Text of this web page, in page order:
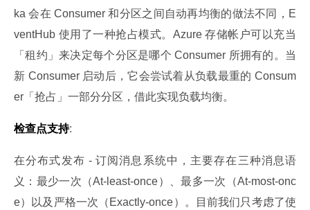
ka 会在 Consumer 和分区之间自动再均衡的做法不同，E
ventHub 使用了一种抢占模式。Azure 存储帐户可以充当
「租约」来决定每个分区是哪个 Consumer 所拥有的。当
新 Consumer 启动后，它会尝试着从负载最重的 Consum
er「抢占」一部分分区，借此实现负载均衡。
检查点支持:
在分布式发布 - 订阅消息系统中，主要存在三种消息语
义：最少一次（At-least-once）、最多一次（At-most-onc
e）以及严格一次（Exactly-once）。目前我们只考虑了使